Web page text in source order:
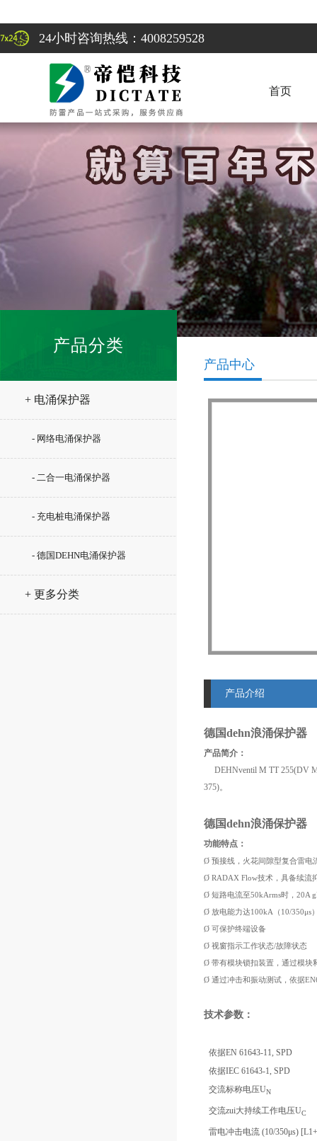
24小时咨询热线：4008259528
首页
产品分类
+ 电涌保护器
- 网络电涌保护器
- 二合一电涌保护器
- 充电桩电涌保护器
- 德国DEHN电涌保护器
+ 更多分类
产品中心
产品介绍
德国dehn浪涌保护器
产品简介：
DEHNventil M TT 255(DV
375)。
德国dehn浪涌保护器
功能特点：
Ø 预接线，火花间隙型复合雷电
Ø RADAX Flow技术，具备续流
Ø 短路电流至50kArms时， 20A
Ø 放电能力达100kA （ 10/350μs
Ø 可保护终端设备
Ø 视窗指示工作状态/故障状态
Ø 带有模块锁扣装置，通过模块
Ø 通过冲击和振动测试，依据
技术参数：
依据EN 61643-11, SPD
依据IEC 61643-1, SPD
交流标称电压UN
交流zui大持续工作电压UC
雷电冲击电流 (10/350μs)